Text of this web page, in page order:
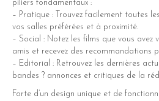
piliers fondamentaux :
– Pratique : Trouvez facilement toutes
vos salles préférées et à proximité.
– Social : Notez les films que vous avez
amis et recevez des recommandations
– Editorial : Retrouvez les dernières
bandes ? annonces et critiques de la
Forte d’un design unique et de